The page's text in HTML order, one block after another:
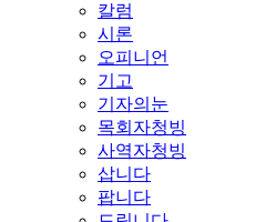
칼럼
시론
오피니언
기고
기자의눈
목회자청빙
사역자청빙
삽니다
팝니다